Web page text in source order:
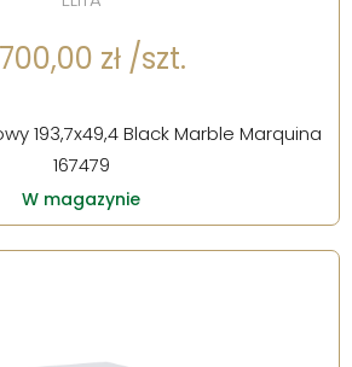
zł /szt.
193,7x49,4 Black Marble Marquina
167479
W magazynie